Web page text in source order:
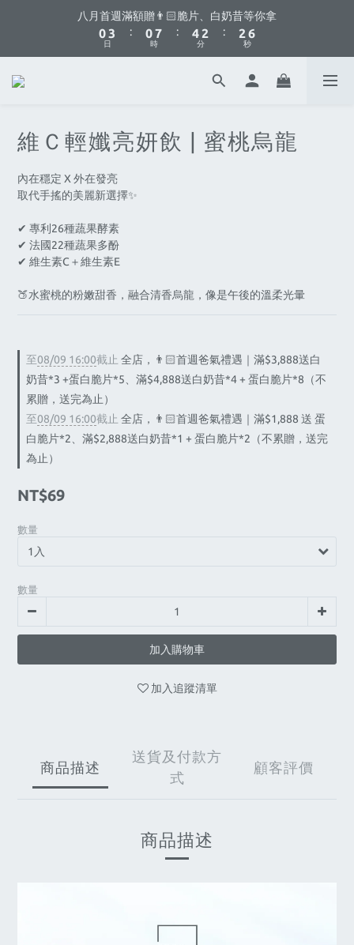
你不要點這邊🫣 最低8折優惠都藏在這了...
八月首週滿額贈👨🏻脆片、白奶昔等你拿
1
0
4
3
2
日
:
1
0
8
7
6
1
0
時
:
5
4
3
2
1
分
:
3
2
1
6
5
4
2
秒
你不要點這邊🫣 最低8折優惠都藏在這了...
維Ｃ輕孅亮妍飲 | 蜜桃烏龍
內在穩定 X 外在發亮
取代手搖的美麗新選擇✨
✔︎ 專利26種蔬果酵素
✔︎ 法國22種蔬果多酚
✔︎ 維生素C＋維生素E
🍑水蜜桃的粉嫩甜香，融合清香烏龍，像是午後的溫柔光暈
至08/09 16:00截止 全店，👨🏻首週爸氣禮遇｜滿$3,888送白
奶昔*3 +蛋白脆片*5、滿$4,888送白奶昔*4 + 蛋白脆片*8（不
累贈，送完為止）
至08/09 16:00截止 全店，👨🏻首週爸氣禮遇｜滿$1,888 送 蛋
白脆片*2、滿$2,888送白奶昔*1 + 蛋白脆片*2（不累贈，送完
為止）
NT$69
數量
數量
加入購物車
加入追蹤清單
商品描述
送貨及付款方
式
顧客評價
商品描述